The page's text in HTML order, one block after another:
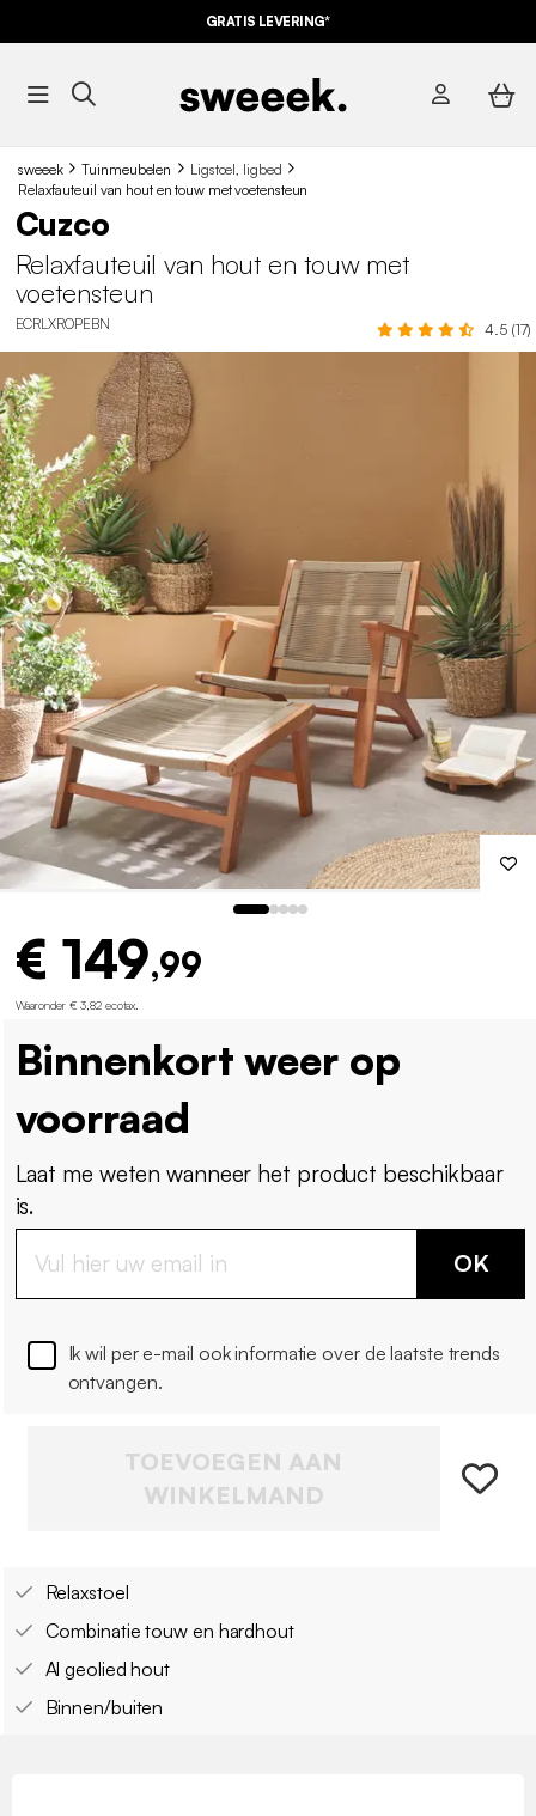
AANBIEDINGEN*MET DE
GRATIS LEVERING*
sweeek Tuinmeubelen
Ligstoel, ligbed
Relaxfauteuil van hout en touw met voetensteun
Cuzco
Relaxfauteuil van hout en touw met
voetensteun
ECRLXROPEBN 4.5 (17)
€ 149,99
Waaronder € 3,82 ecotax
Binnenkort weer op
voorraad
Laat me weten wanneer het product beschikbaar
is.
OK
Ik wil per e-mail ook informatie over de laatste trends
ontvangen.
TOEVOEGEN AAN
WINKELMAND
Relaxstoel
Combinatie touw en hardhout
Al geolied hout
Binnen/buiten